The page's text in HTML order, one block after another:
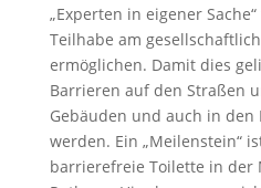
„Experten in eigener
Teilhabe am
ermöglichen. Damit dies
Barrieren auf den Straßen
Gebäuden und auch in den
werden. Ein „Meilenstein“
barrierefreie Toilette in der